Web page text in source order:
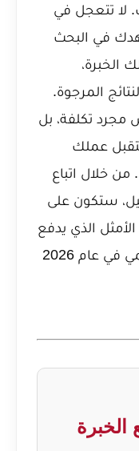
لا تتعجل في
في البحث
الخبرة،
المرجوة.
مجرد تكلفة، بل
عملك
خلال اتباع
ستكون على
الذي يدفع
أعمالك نحو النجاح والتميز الرقمي في عام 2026